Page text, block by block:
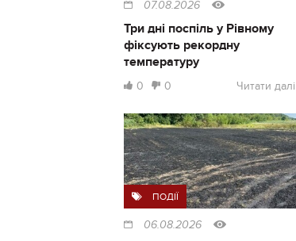
07.08.2026
Три дні поспіль у Рівному
фіксують рекордну
температуру
0 0 Читати далі
ПОДІЇ
06.08.2026